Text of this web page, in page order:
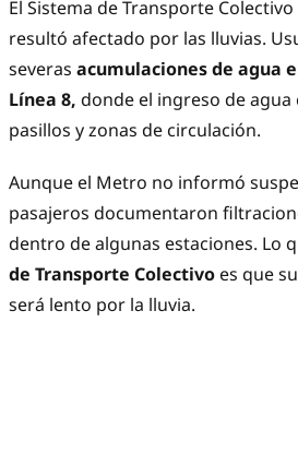
El Sistema de Transporte
resultó afectado por las lluvias.
severas acumulaciones de agua
Línea 8, donde el ingreso de
pasillos y zonas de circulación.
Aunque el Metro no informó
pasajeros documentaron
dentro de algunas estaciones. Lo
de Transporte Colectivo es que
será lento por la lluvia.